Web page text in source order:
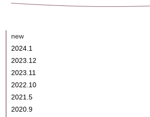
new
2024.1
2023.12
2023.11
2022.10
2021.5
2020.9